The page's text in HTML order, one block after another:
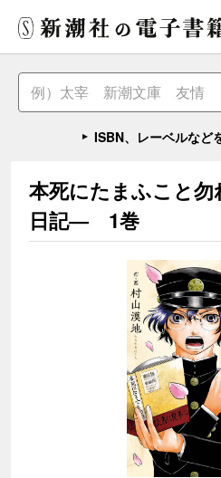
ISBN、レーベルなど
本死にたまふこと
日記― 1巻